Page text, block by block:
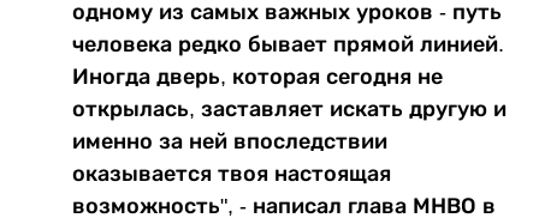
одному из самых важных уроков - путь
человека редко бывает прямой линией.
Иногда дверь, которая сегодня не
открылась, заставляет искать другую и
именно за ней впоследствии
оказывается твоя настоящая
возможность", - написал глава МНВО в